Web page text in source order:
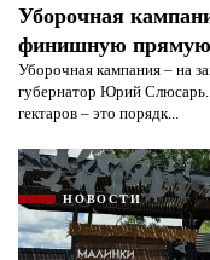
Уборочная
финишную прямую
Уборочная кампания – на
губернатор Юрий
гектаров – это порядк...
НОВОСТИ